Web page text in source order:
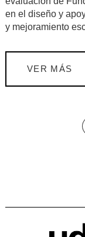
en el diseño y
y mejoramiento
VER MÁS